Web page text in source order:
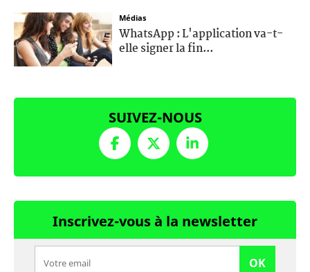
Médias
WhatsApp : L'application va-t-
elle signer la fin...
SUIVEZ-NOUS
Inscrivez-vous à la newsletter
OK